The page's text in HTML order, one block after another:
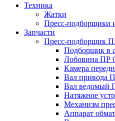
Техника
Жатки
Пресс-подборщики
Запчасти
Пресс-подборщик
Подборщик в
Лобовина ПР
Камера
Вал привода
Вал ведомый
Натяжное
Механизм
Аппарат